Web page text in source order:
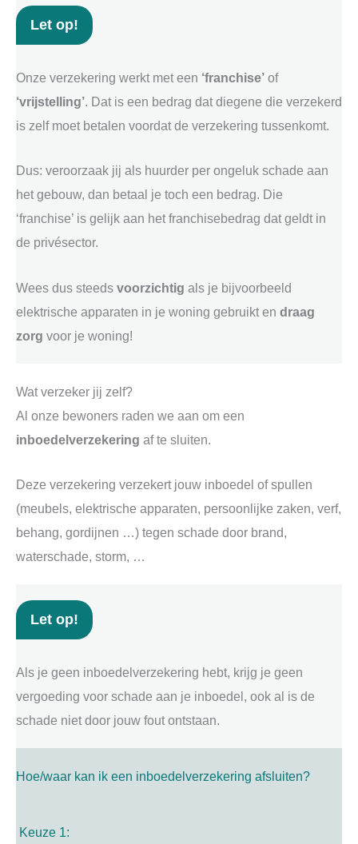
Let op!
Onze verzekering werkt met een ‘franchise’ of
‘vrijstelling’. Dat is een bedrag dat diegene die verzekerd
is zelf moet betalen voordat de verzekering tussenkomt.
Dus: veroorzaak jij als huurder per ongeluk schade aan
het gebouw, dan betaal je toch een bedrag. Die
‘franchise’ is gelijk aan het franchisebedrag dat geldt in
de privésector.
Wees dus steeds voorzichtig als je bijvoorbeeld
elektrische apparaten in je woning gebruikt en draag
zorg voor je woning!
Wat verzeker jij zelf?
Al onze bewoners raden we aan om een
inboedelverzekering af te sluiten.
Deze verzekering verzekert jouw inboedel of spullen
(meubels, elektrische apparaten, persoonlijke zaken, verf,
behang, gordijnen …) tegen schade door brand,
waterschade, storm, …
Let op!
Als je geen inboedelverzekering hebt, krijg je geen
vergoeding voor schade aan je inboedel, ook al is de
schade niet door jouw fout ontstaan.
Hoe/waar kan ik een inboedelverzekering afsluiten?
Keuze 1: